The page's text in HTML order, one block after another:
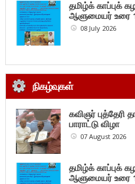
தமிழ்க்
ஆளுமையர் உரை
08 July 2026
நிகழ்வுகள்
கவிஞர்
பாராட்டு விழா
07 August 2026
தமிழ்க்
ஆளுமையர் உரை